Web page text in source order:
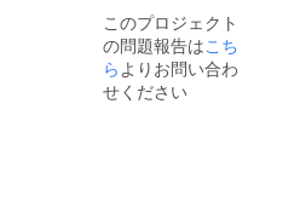
は、返
金致し
ま
す。）
このプロジェクト
の問題報告はこち
らよりお問い合わ
せください